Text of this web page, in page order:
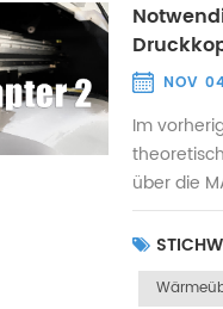
NOV
Im
über die
verstopft
Drucken